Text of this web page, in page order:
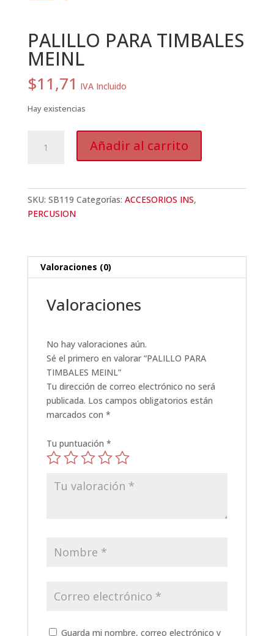
PALILLO PARA TIMBALES
MEINL
$11,71 IVA Incluido
Hay existencias
PARA
Añadir al carrito
SKU: SB119 Categorías: ACCESORIOS INS,
PERCUSION
Valoraciones (0)
Valoraciones
No hay valoraciones aún.
Sé el primero en valorar “PALILLO PARA
TIMBALES MEINL”
Tu dirección de correo electrónico no será
publicada. Los campos obligatorios están
marcados con *
Tu puntuación *
Guarda mi nombre, correo electrónico y